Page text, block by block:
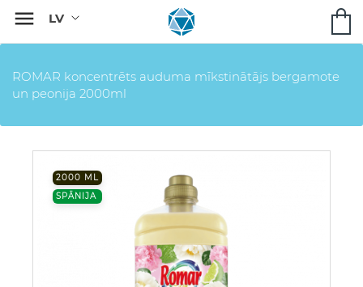

ROMAR koncentrēts auduma mīkstinātājs bergamote
un peonija 2000ml
2000 ML
SPĀNIJA